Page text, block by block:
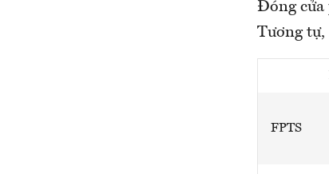
Đóng cửa
Tương tự,
FPTS